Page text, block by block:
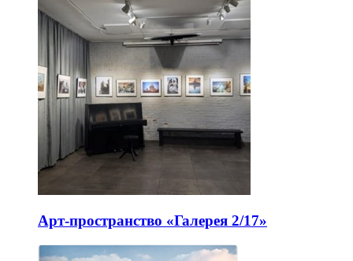
Арт-пространство «Галерея 2/17»